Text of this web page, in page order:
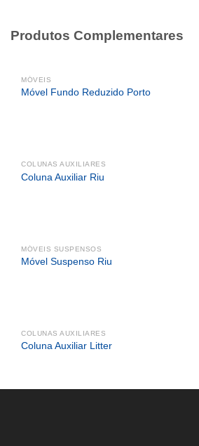
Produtos Complementares
MÓVEIS
Móvel Fundo Reduzido Porto
COLUNAS AUXILIARES
Coluna Auxiliar Riu
MÓVEIS SUSPENSOS
Móvel Suspenso Riu
COLUNAS AUXILIARES
Coluna Auxiliar Litter